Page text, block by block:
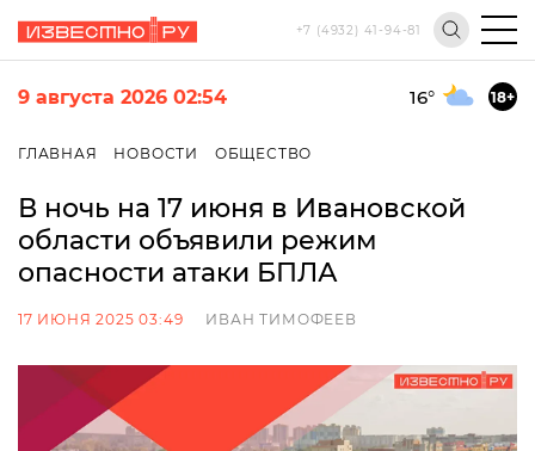
+7 (4932) 41-94-81
9 августа 2026 02:54 16° 18+
ГЛАВНАЯ НОВОСТИ ОБЩЕСТВО
В ночь на 17 июня в Ивановской
области объявили режим
опасности атаки БПЛА
17 ИЮНЯ 2025 03:49 ИВАН ТИМОФЕЕВ